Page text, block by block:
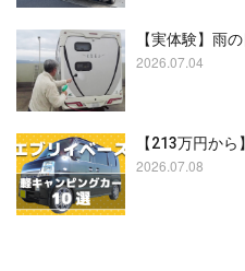
【実体験】雨
2026.07.04
【213万円か
2026.07.08